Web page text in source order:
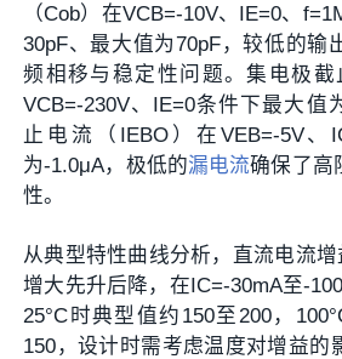
（Cob）在VCB=-10V、IE=0、
30pF、最大值为70pF，较低的输
频相移与稳定性问题。集电极截
VCB=-230V、IE=0条件下最大值
止电流（IEBO）在VEB=-5V
为-1.0μA，极低的漏电流确保了高
性。
从典型特性曲线分析，直流电流
增大先升后降，在IC=-30mA至-
25°C时典型值约150至200，
150，设计时需考虑温度对增益的